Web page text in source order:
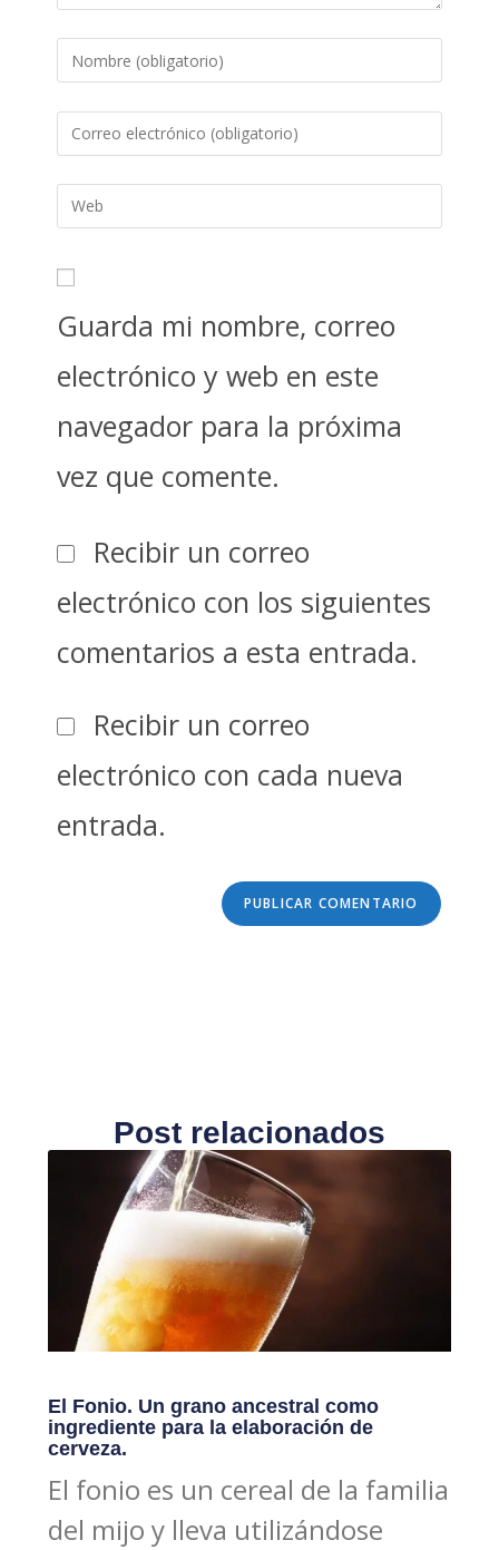
Guarda mi nombre, correo
electrónico y web en este
navegador para la próxima
vez que comente.
Recibir un correo
electrónico con los siguientes
comentarios a esta entrada.
Recibir un correo
electrónico con cada nueva
entrada.
Post relacionados
El Fonio. Un grano ancestral como
ingrediente para la elaboración de
cerveza.
El fonio es un cereal de la familia
del mijo y lleva utilizándose